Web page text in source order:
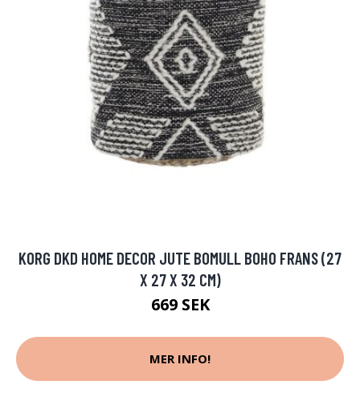
KORG DKD HOME DECOR JUTE BOMULL BOHO FRANS (27
X 27 X 32 CM)
669 SEK
MER INFO!